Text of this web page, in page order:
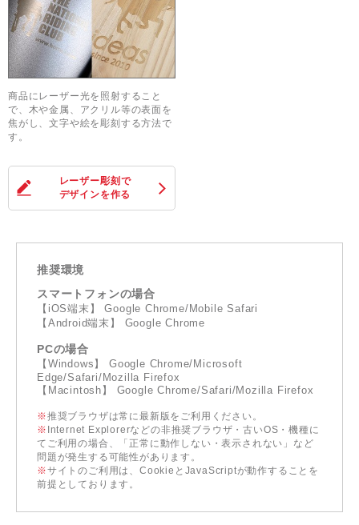
商品にレーザー光を照射すること
で、木や金属、アクリル等の表面を
焦がし、文字や絵を彫刻する方法で
す。
レーザー彫刻 で
デザインを作る
推奨環境
スマートフォンの場合
【iOS端末】 Google Chrome/Mobile Safari
【Android端末】 Google Chrome
PCの場合
【Windows】 Google Chrome/Microsoft
Edge/Safari/Mozilla Firefox
【Macintosh】 Google Chrome/Safari/Mozilla Firefox
※推奨ブラウザは常に最新版をご利用ください。
※ Internet Explorerなどの非推奨ブラウザ・古いOS・機種に
てご利用の場合、「正常に動作しない・表示されない」など
問題が発生する可能性があります。
※サイトのご利用は、CookieとJavaScriptが動作することを
前提としております。